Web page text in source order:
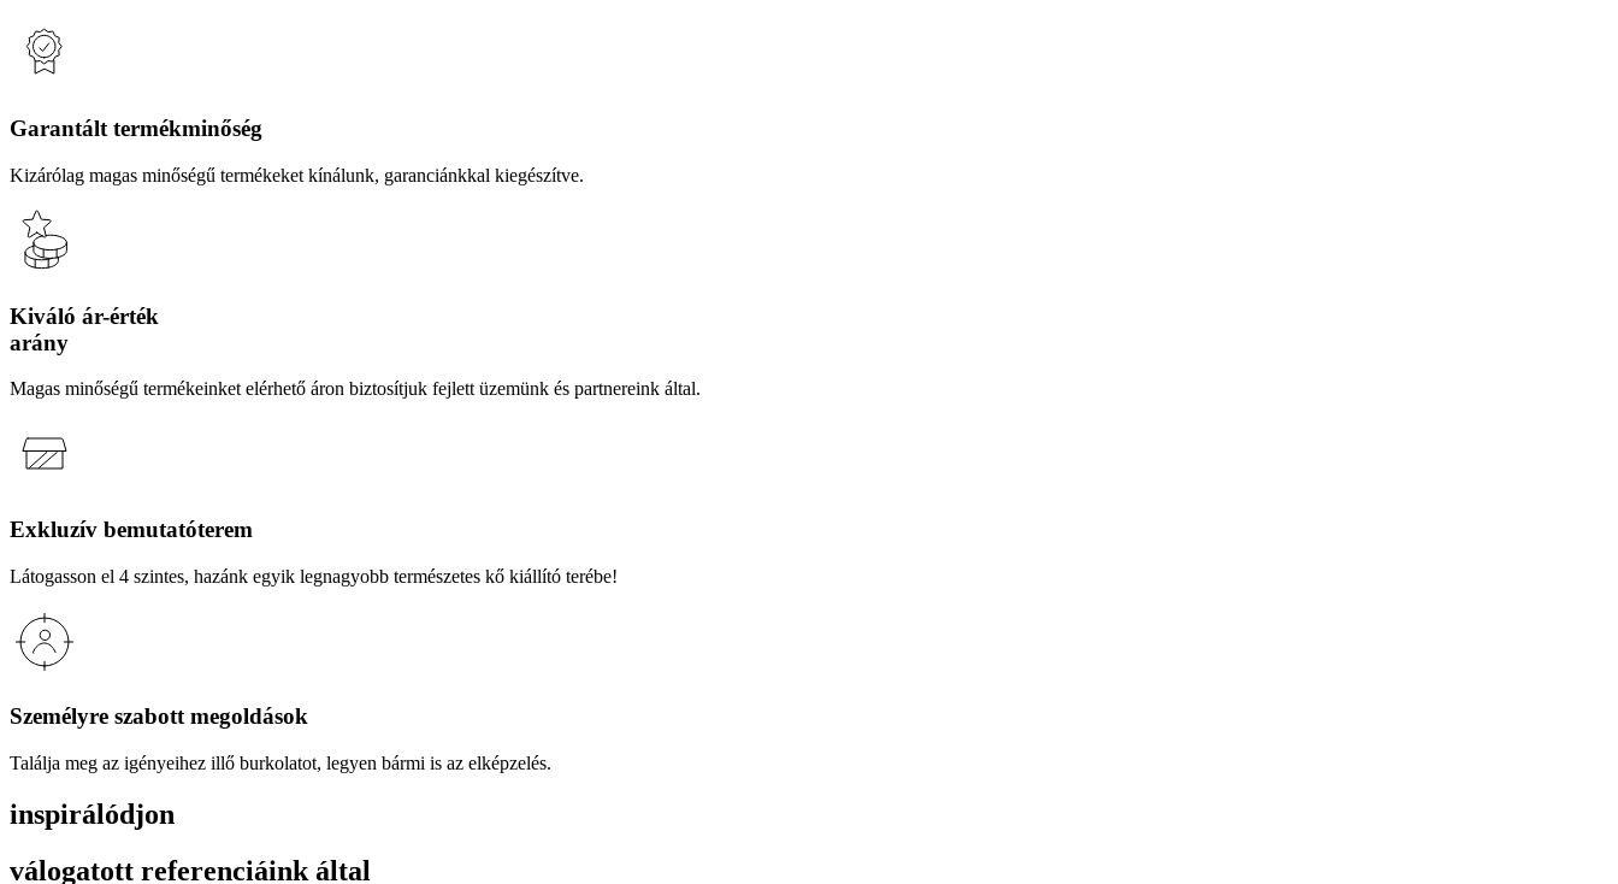
Garantált termékminőség
Kizárólag magas minőségű termékeket kínálunk, garanciánkkal kiegészítve.
Kiváló ár-érték
arány
Magas minőségű termékeinket elérhető áron biztosítjuk fejlett üzemünk és partnereink által.
Exkluzív bemutatóterem
Látogasson el 4 szintes, hazánk egyik legnagyobb természetes kő kiállító terébe!
Személyre szabott megoldások
Találja meg az igényeihez illő burkolatot, legyen bármi is az elképzelés.
inspirálódjon
válogatott referenciáink által